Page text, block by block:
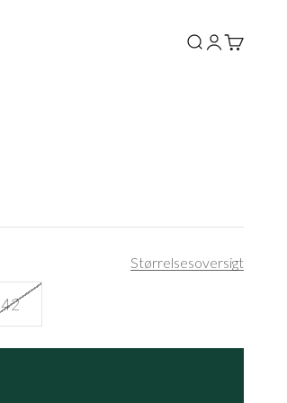
SøgLog ind
Kurv
Størrelsesoversigt
42